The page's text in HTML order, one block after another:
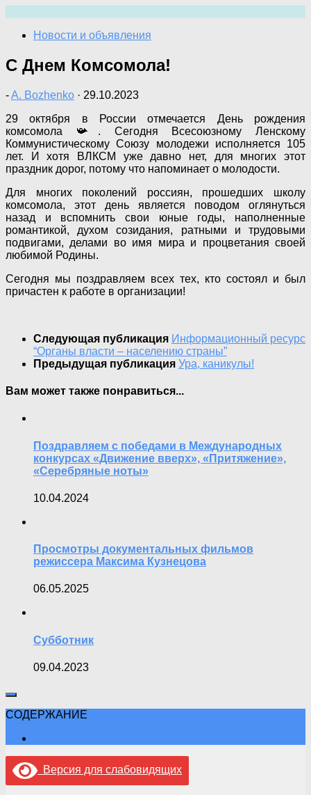
содержимому
Новости и объявления
С Днем Комсомола!
-A. Bozhenko · 29.10.2023
29 октября в России отмечается День рождения
комсомола 📯. Сегодня Всесоюзному Ленскому
Коммунистическому Союзу молодежи исполняется 105
лет. И хотя ВЛКСМ уже давно нет, для многих этот
праздник дорог, потому что напоминает о молодости.
Для многих поколений россиян, прошедших школу
комсомола, этот день является поводом оглянуться
назад и вспомнить свои юные годы, наполненные
романтикой, духом созидания, ратными и трудовыми
подвигами, делами во имя мира и процветания своей
любимой Родины.
Сегодня мы поздравляем всех тех, кто состоял и был
причастен к работе в организации!
Следующая публикация Информационный ресурс
“Органы власти – населению страны”
Предыдущая публикация Ура, каникулы!
Вам может также понравиться...
Поздравляем с победами в Международных
конкурсах «Движение вверх», «Притяжение»,
«Серебряные ноты»
10.04.2024
Просмотры документальных фильмов
режиссера Максима Кузнецова
06.05.2025
Субботник
09.04.2023
СОДЕРЖАНИЕ
Версия для слабовидящих